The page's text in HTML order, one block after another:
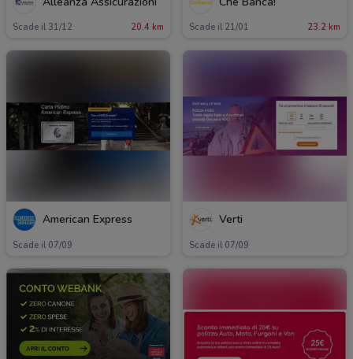
Scade il 31/12 20.4 km Scade il 21/01 23.2 km
American Express
Scade il 07/09
Verti
Scade il 07/09